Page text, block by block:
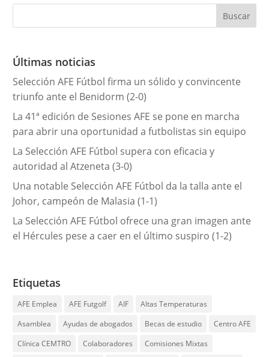
g
r
a
s
Últimas noticias
Selección AFE Fútbol firma un sólido y convincente
triunfo ante el Benidorm (2-0)
La 41ª edición de Sesiones AFE se pone en marcha
para abrir una oportunidad a futbolistas sin equipo
La Selección AFE Fútbol supera con eficacia y
autoridad al Atzeneta (3-0)
Una notable Selección AFE Fútbol da la talla ante el
Johor, campeón de Malasia (1-1)
La Selección AFE Fútbol ofrece una gran imagen ante
el Hércules pese a caer en el último suspiro (1-2)
Etiquetas
AFE Emplea AFE Futgolf AIF
Altas Temperaturas
Asamblea
Ayudas de abogados Becas de estudio
Centro AFE
Clínica CEMTRO
Colaboradores
Comisiones Mixtas